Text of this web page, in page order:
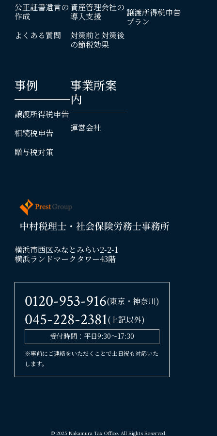
公正証書遺言の
作成
よくある質問
資産管理会社の
導入支援
対策前と対策後
の節税効果
譲渡所得税申告
プラン
事例
譲渡所得税申告
相続税申告
贈与税対策
事業所案
内
運営会社
横浜市西区みなとみらい2-2-1
横浜ランドマークタワー43階
0120-953-916(東京・神奈川)
045-228-2381(上記以外)
受付時間：平日9:30〜17:30
※事前にご連絡をいただくことで土日祝も対応いた
します。
© 2025 Nakamura Tax Office. All Rights Reserved.